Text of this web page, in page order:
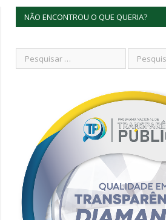
NÃO ENCONTROU O QUE QUERIA?